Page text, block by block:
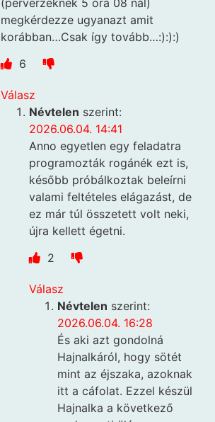
megkérdezze ugyanazt amit
korábban…Csak így tovább…:):):)
6
Válasz
Névtelen szerint:
2026.06.04. 14:41
Anno egyetlen egy feladatra
programozták rogánék ezt is,
később próbálkoztak beleírni
valami feltételes elágazást, de
ez már túl összetett volt neki,
újra kellett égetni.
2
Válasz
Névtelen szerint:
2026.06.04. 16:28
És aki azt gondolná
Hajnalkáról, hogy sötét
mint az éjszaka, azoknak
itt a cáfolat. Ezzel készül
Hajnalka a következő